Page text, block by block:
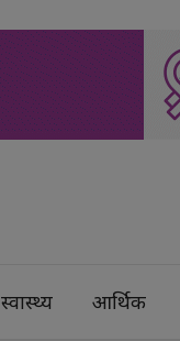
स्वास्थ्य आर्थिक